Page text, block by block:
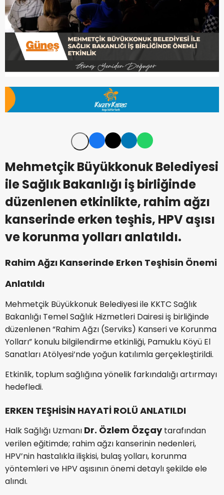
Mehmetçik Büyükkonuk Belediyesi
ile Sağlık Bakanlığı iş birliğinde
düzenlenen etkinlikte, rahim ağzı
kanserinde erken teşhis, HPV aşısı
ve korunma yolları anlatıldı.
Rahim Ağzı Kanserinde Erken Teşhisin Önemi
Anlatıldı
Mehmetçik Büyükkonuk Belediyesi ile KKTC Sağlık
Bakanlığı Temel Sağlık Hizmetleri Dairesi iş birliğinde
düzenlenen “Rahim Ağzı (Serviks) Kanseri ve Korunma
Yolları” konulu bilgilendirme etkinliği, Pamuklu Köyü El
Sanatları Atölyesi’nde yoğun katılımla gerçekleştirildi.
Etkinlik, toplum sağlığına yönelik farkındalığı artırmayı
hedefledi.
ERKEN TEŞHİSİN HAYATİ ROLÜ ANLATILDI
Halk Sağlığı Uzmanı Dr. Özlem Özçaytarafından
verilen eğitimde; rahim ağzı kanserinin nedenleri,
HPV’nin hastalıkla ilişkisi, bulaş yolları, korunma
yöntemleri ve HPV aşısının önemi detaylı şekilde ele
alındı.